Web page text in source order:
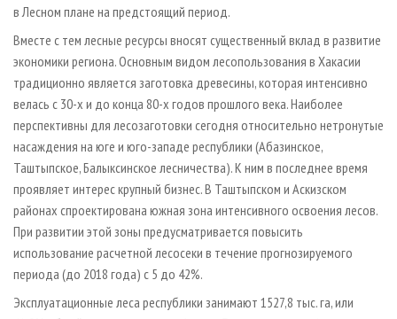
в Лесном плане на предстоящий период.
Вместе с тем лесные ресурсы вносят существенный вклад в развитие
экономики региона. Основным видом лесопользования в Хакасии
традиционно является заготовка древесины, которая интенсивно
велась с 30-х и до конца 80-х годов прошлого века. Наиболее
перспективны для лесозаготовки сегодня относительно нетронутые
насаждения на юге и юго-западе республики (Абазинское,
Таштыпское, Балыксинское лесничества). К ним в последнее время
проявляет интерес крупный бизнес. В Таштыпском и Аскизском
районах спроектирована южная зона интенсивного освоения лесов.
При развитии этой зоны предусматривается повысить
использование расчетной лесосеки в течение прогнозируемого
периода (до 2018 года) с 5 до 42%.
Эксплуатационные леса республики занимают 1527,8 тыс. га, или